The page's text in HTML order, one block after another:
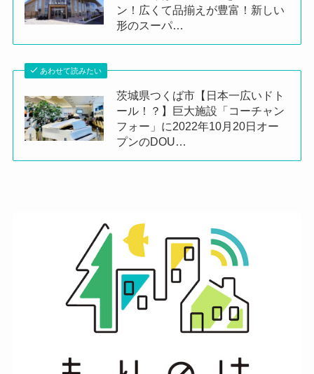
ン！広くて品揃えが豊富！新しい
形のスーパ…
あわせて読みたい
茨城県つくば市【日本一広いドト
ール！？】巨大施設「コーチャン
フォー」に2022年10月20日オー
プンのDOU…